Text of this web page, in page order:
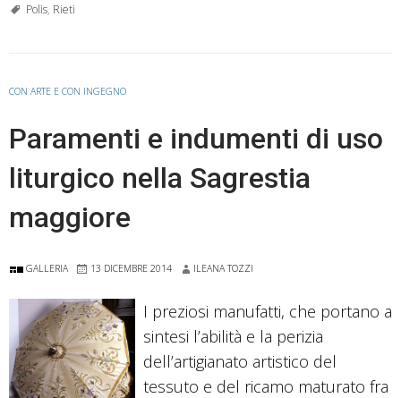
da
Polis, Rieti
CON ARTE E CON INGEGNO
Paramenti e indumenti di uso
liturgico nella Sagrestia
maggiore
GALLERIA 13 DICEMBRE 2014 ILEANA TOZZI
I preziosi manufatti, che portano a
sintesi l’abilità e la perizia
dell’artigianato artistico del
tessuto e del ricamo maturato fra